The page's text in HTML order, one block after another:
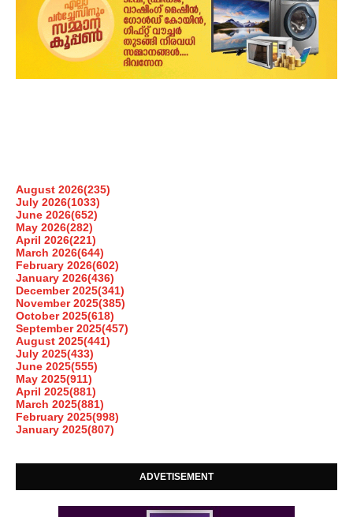
August 2026(235)
July 2026(1033)
June 2026(652)
May 2026(282)
April 2026(221)
March 2026(644)
February 2026(602)
January 2026(436)
December 2025(341)
November 2025(385)
October 2025(618)
September 2025(457)
August 2025(441)
July 2025(433)
June 2025(555)
May 2025(911)
April 2025(881)
March 2025(881)
February 2025(998)
January 2025(807)
ADVETISEMENT